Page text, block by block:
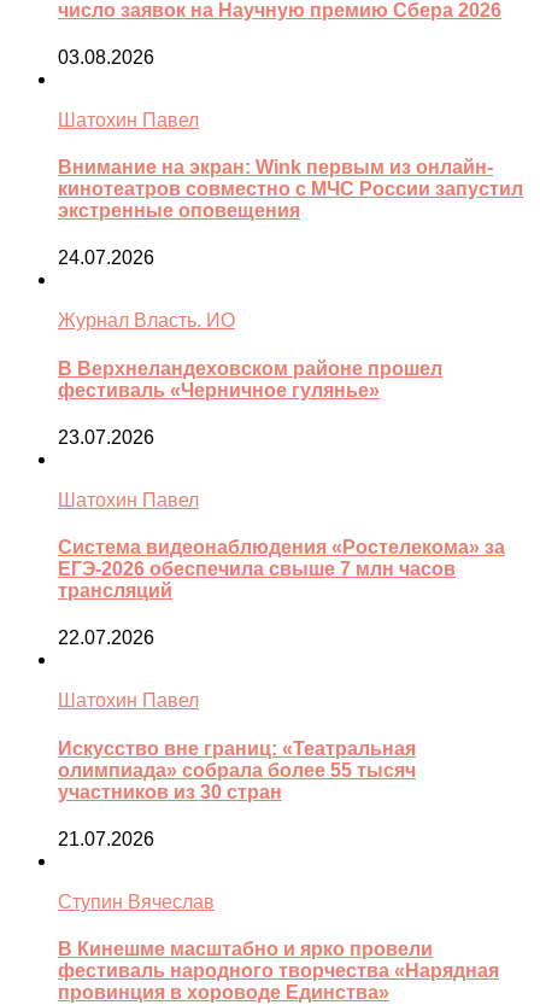
число заявок на Научную премию Сбера 2026
03.08.2026
Шатохин Павел
Внимание на экран: Wink первым из онлайн-
кинотеатров совместно с МЧС России запустил
экстренные оповещения
24.07.2026
Журнал Власть. ИО
В Верхнеландеховском районе прошел
фестиваль «Черничное гулянье»
23.07.2026
Шатохин Павел
Система видеонаблюдения «Ростелекома» за
ЕГЭ-2026 обеспечила свыше 7 млн часов
трансляций
22.07.2026
Шатохин Павел
Искусство вне границ: «Театральная
олимпиада» собрала более 55 тысяч
участников из 30 стран
21.07.2026
Ступин Вячеслав
В Кинешме масштабно и ярко провели
фестиваль народного творчества «Нарядная
провинция в хороводе Единства»